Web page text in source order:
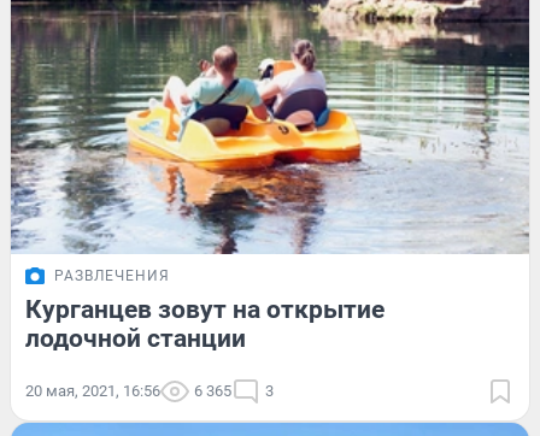
РАЗВЛЕЧЕНИЯ
Курганцев зовут на открытие
лодочной станции
20 мая, 2021, 16:56 6 365 3